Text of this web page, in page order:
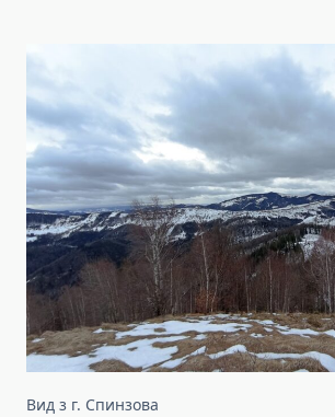
Вид з г. Спинзова